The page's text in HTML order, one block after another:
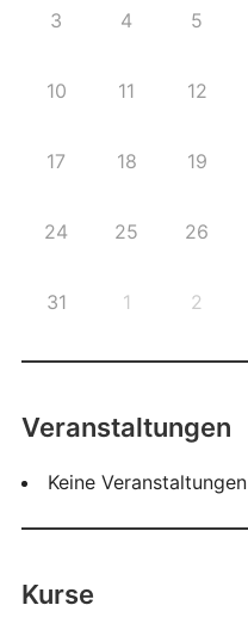
3 4 5
10 11 12
17 18 19
24 25 26
31 1 2
Veranstaltungen
Keine Veranstaltungen
Kurse